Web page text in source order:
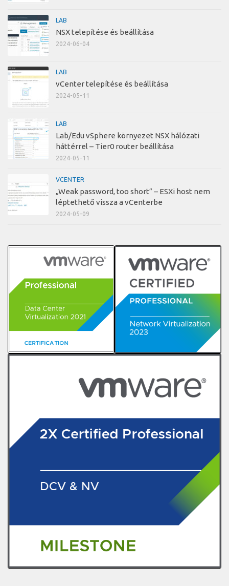
LAB
NSX telepítése és beállítása
2024-06-04
LAB
vCenter telepítése és beállítása
2024-05-11
LAB
Lab/Edu vSphere környezet NSX hálózati
háttérrel – Tier0 router beállítása
2024-05-11
VCENTER
„Weak password, too short” – ESXi host nem
léptethető vissza a vCenterbe
2024-05-09